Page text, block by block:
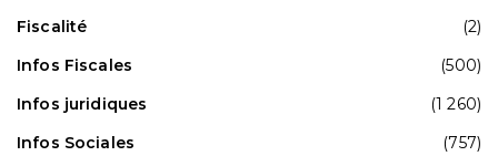
Fiscalité
(2)
Infos Fiscales
(500)
Infos juridiques
(1 260)
Infos Sociales
(757)